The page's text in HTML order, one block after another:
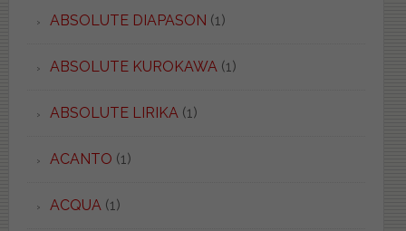
ABSOLUTE DIAPASON (1)
ABSOLUTE KUROKAWA(1)
ABSOLUTE LIRIKA(1)
ACANTO (1)
ACQUA(1)